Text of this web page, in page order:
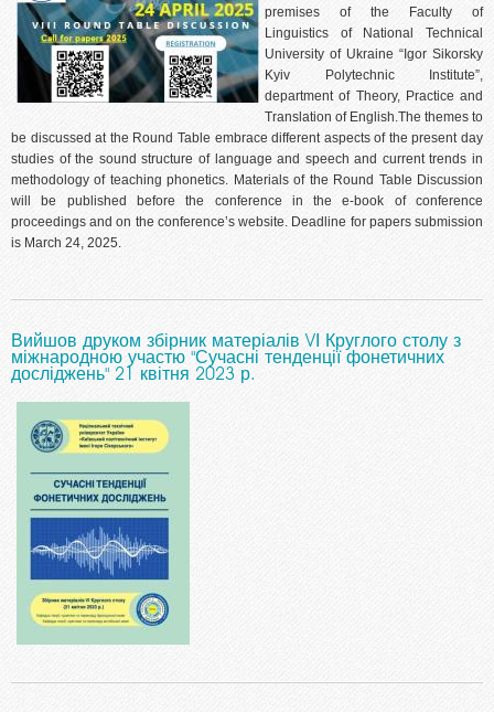
premises of the Faculty of
Linguistics of National Technical
University of Ukraine “Igor Sikorsky
Kyiv Polytechnic Institute”,
department of Theory, Practice and
Translation of English.The themes to
be discussed at the Round Table embrace different aspects of the present day
studies of the sound structure of language and speech and current trends in
methodology of teaching phonetics. Materials of the Round Table Discussion
will be published before the conference in the e-book of conference
proceedings and on the conference’s website. Deadline for papers submission
is March 24, 2025.
Вийшов друком збірник матеріалів VІ Круглого столу з
міжнародною участю "Сучасні тенденції фонетичних
досліджень" 21 квітня 2023 р.